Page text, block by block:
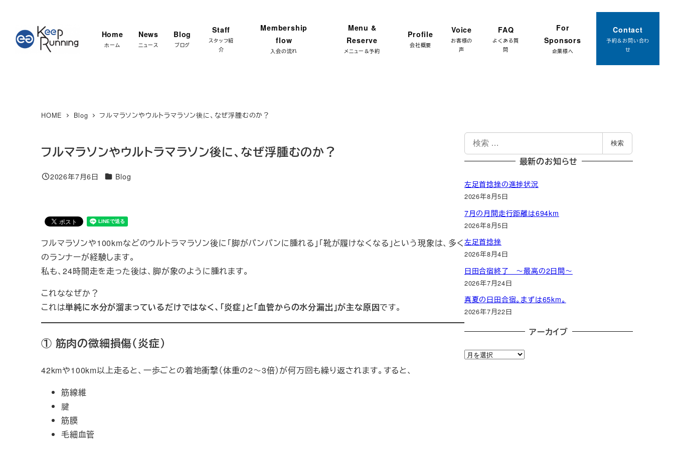
Home
ホーム
News
ニュース
Blog
ブログ
Staff
スタッフ紹
介
Membership
flow
入会の流れ
Menu &
Reserve
メニュー＆予約
Profile
会社概要
Voice
お客様の
声
FAQ
よくある質
問
For
Sponsors
企業様へ
Contact
予約＆お問い合わ
せ
HOME Blog フルマラソンやウルトラマラソン後に、なぜ浮腫むのか？
フルマラソンやウルトラマラソン後に、なぜ浮腫むのか？
投稿日
2026年7月6日 カテゴリー
Blog
フルマラソンや100kmなどのウルトラマラソン後に「脚がパンパンに腫れる」「靴が履けなくなる」という現象は、多く
のランナーが経験します。
私も、24時間走を走った後は、脚が象のように腫れます。
これななぜか？
これは単純に水分が溜まっているだけではなく、「炎症」と「血管からの水分漏出」が主な原因です。
① 筋肉の微細損傷（炎症）
42kmや100km以上走ると、一歩ごとの着地衝撃（体重の2～3倍）が何万回も繰り返されます。すると、
筋線維
腱
筋膜
毛細血管
検
索
検索
最新のお知らせ
左足首捻挫の進捗状況
2026年8月5日
7月の月間走行距離は694km
2026年8月5日
左足首捻挫
2026年8月4日
日田合宿終了 ～最高の2日間～
2026年7月24日
真夏の日田合宿。まずは65km。
2026年7月22日
アーカイブ
ア